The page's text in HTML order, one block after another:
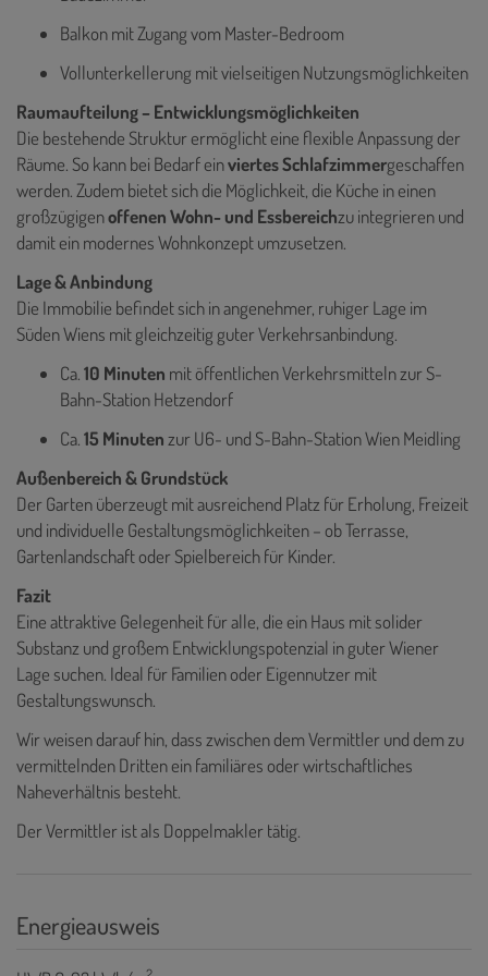
Balkon mit Zugang vom Master-Bedroom
Vollunterkellerung mit vielseitigen Nutzungsmöglichkeiten
Raumaufteilung – Entwicklungsmöglichkeiten
Die bestehende Struktur ermöglicht eine flexible Anpassung der
Räume. So kann bei Bedarf einviertes Schlafzimmergeschaffen
werden. Zudem bietet sich die Möglichkeit, die Küche in einen
großzügigenoffenen Wohn- und Essbereichzu integrieren und
damit ein modernes Wohnkonzept umzusetzen.
Lage & Anbindung
Die Immobilie befindet sich in angenehmer, ruhiger Lage im
Süden Wiens mit gleichzeitig guter Verkehrsanbindung.
Ca.10 Minuten mit öffentlichen Verkehrsmitteln zur S-
Bahn-Station Hetzendorf
Ca.15 Minutenzur U6- und S-Bahn-Station Wien Meidling
Außenbereich & Grundstück
Der Garten überzeugt mit ausreichend Platz für Erholung, Freizeit
und individuelle Gestaltungsmöglichkeiten – ob Terrasse,
Gartenlandschaft oder Spielbereich für Kinder.
Fazit
Eine attraktive Gelegenheit für alle, die ein Haus mit solider
Substanz und großem Entwicklungspotenzial in guter Wiener
Lage suchen. Ideal für Familien oder Eigennutzer mit
Gestaltungswunsch.
Wir weisen darauf hin, dass zwischen dem Vermittler und dem zu
vermittelnden Dritten ein familiäres oder wirtschaftliches
Naheverhältnis besteht.
Der Vermittler ist als Doppelmakler tätig.
Energieausweis